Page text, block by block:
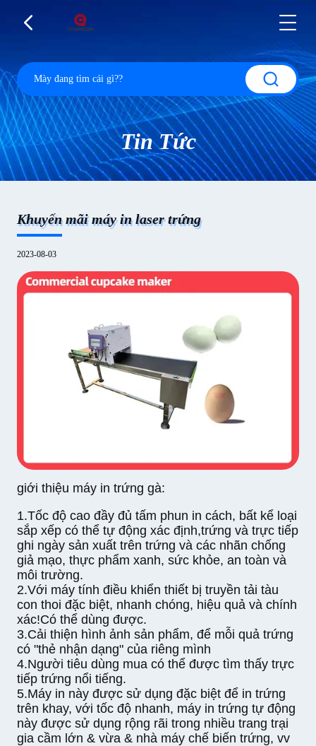
Tin Tức
Khuyến mãi máy in laser trứng
2023-08-03
giới thiệu máy in trứng gà:
1.Tốc độ cao đầy đủ tấm phun in cách, bất kể loại
sắp xếp có thể tự động xác định,trứng và trực tiếp
ghi ngày sản xuất trên trứng và các nhãn chống
giả mạo, thực phẩm xanh, sức khỏe, an toàn và
môi trường.
2.Với máy tính điều khiển thiết bị truyền tải tàu
con thoi đặc biệt, nhanh chóng, hiệu quả và chính
xác!Có thể dùng được.
3.Cải thiện hình ảnh sản phẩm, để mỗi quả trứng
có "thẻ nhận dạng" của riêng mình
4.Người tiêu dùng mua có thể được tìm thấy trực
tiếp trứng nổi tiếng.
5.Máy in này được sử dụng đặc biệt để in trứng
trên khay, với tốc độ nhanh, máy in trứng tự động
này được sử dụng rộng rãi trong nhiều trang trại
gia cầm lớn & vừa & nhà máy chế biến trứng, vv